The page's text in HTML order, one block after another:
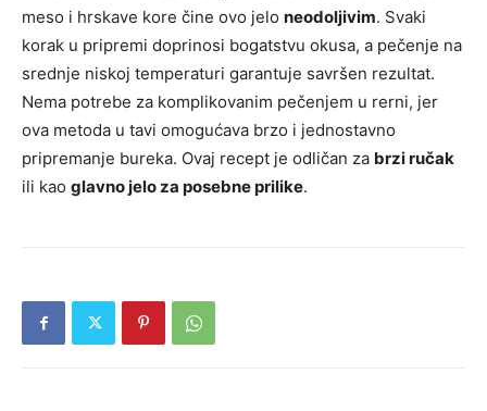
meso i hrskave kore čine ovo jelo neodoljivim. Svaki
korak u pripremi doprinosi bogatstvu okusa, a pečenje na
srednje niskoj temperaturi garantuje savršen rezultat.
Nema potrebe za komplikovanim pečenjem u rerni, jer
ova metoda u tavi omogućava brzo i jednostavno
pripremanje bureka. Ovaj recept je odličan za brzi ručak
ili kao glavno jelo za posebne prilike.